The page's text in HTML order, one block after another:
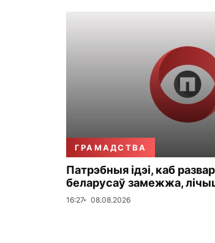
ГРАМАДСТВА
Патрэбныя ідэі, каб
беларусаў замежжа,
16:27 08.08.2026